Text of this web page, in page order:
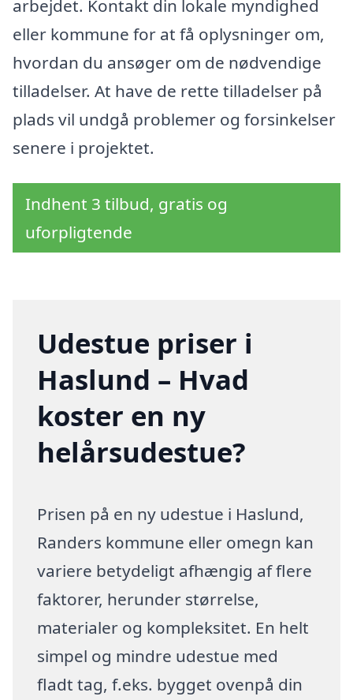
arbejdet. Kontakt din lokale myndighed
eller kommune for at få oplysninger om,
hvordan du ansøger om de nødvendige
tilladelser. At have de rette tilladelser på
plads vil undgå problemer og forsinkelser
senere i projektet.
Indhent 3 tilbud, gratis og
uforpligtende
Udestue priser i
Haslund – Hvad
koster en ny
helårsudestue?
Prisen på en ny udestue i Haslund,
Randers kommune eller omegn kan
variere betydeligt afhængig af flere
faktorer, herunder størrelse,
materialer og kompleksitet. En helt
simpel og mindre udestue med
fladt tag, f.eks. bygget ovenpå din